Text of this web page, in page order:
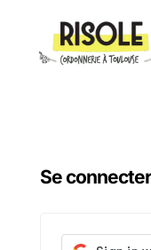
Se connecter